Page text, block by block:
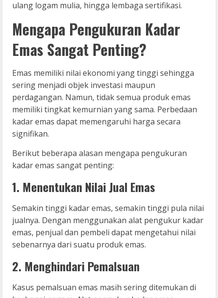
ulang logam mulia, hingga lembaga sertifikasi.
Mengapa Pengukuran Kadar
Emas Sangat Penting?
Emas memiliki nilai ekonomi yang tinggi sehingga
sering menjadi objek investasi maupun
perdagangan. Namun, tidak semua produk emas
memiliki tingkat kemurnian yang sama. Perbedaan
kadar emas dapat memengaruhi harga secara
signifikan.
Berikut beberapa alasan mengapa pengukuran
kadar emas sangat penting:
1. Menentukan Nilai Jual Emas
Semakin tinggi kadar emas, semakin tinggi pula nilai
jualnya. Dengan menggunakan alat pengukur kadar
emas, penjual dan pembeli dapat mengetahui nilai
sebenarnya dari suatu produk emas.
2. Menghindari Pemalsuan
Kasus pemalsuan emas masih sering ditemukan di